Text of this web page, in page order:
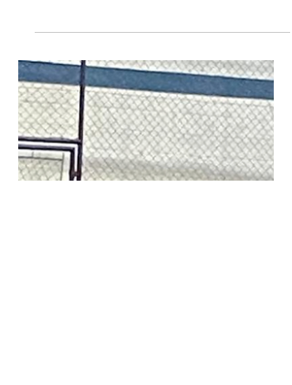
moaectaubate
15 de jun.
1 min de leitura
Handebol Taubaté inicia
disputa da Libertadores